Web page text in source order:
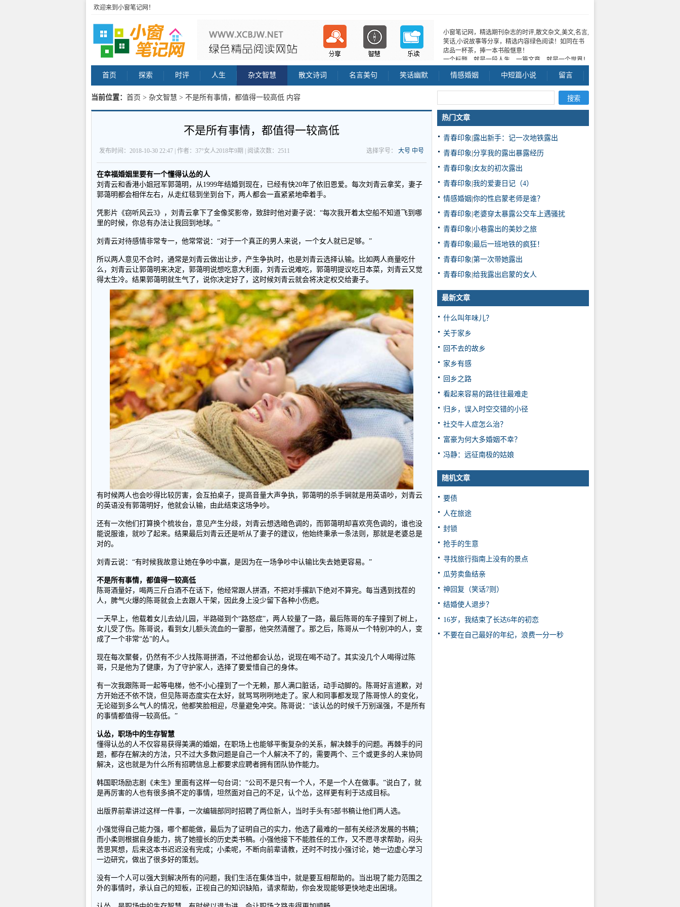
欢迎来到小窗笔记网！
小窗笔记网，精选期刊杂志的时评,散文杂文,美文,名言,
笑话,小说故事等分享，精选内容绿色阅读！如同在书
店品一杯茶，捧一本书般惬意！
一个标题，就是一段人生，一篇文章，就是一个世界！
首页 探索 时评 人生 杂文智慧 散文诗词 名言美句 笑话幽默 情感婚姻 中短篇小说 留言
当前位置： 首页 > 杂文智慧 > 不是所有事情，都值得一较高低 内容
不是所有事情，都值得一较高低
选择字号： 大号 中号
发布时间：2018-10-30 22:47 | 作者：37°女人2018年9期 | 阅读次数：2511
在幸福婚姻里要有一个懂得认怂的人
刘青云和香港小姐冠军郭蔼明，从1999年结婚到现在，已经有快20年了依旧恩爱。每次刘青云拿奖，妻子
郭蔼明都会相伴左右，从走红毯到坐到台下，两人都会一直紧紧地牵着手。
凭影片《窃听风云3》，刘青云拿下了金像奖影帝，致辞时他对妻子说：“每次我开着太空船不知道飞到哪
里的时候，你总有办法让我回到地球。”
刘青云对待感情非常专一，他常常说：“对于一个真正的男人来说，一个女人就已足够。”
所以两人意见不合时，通常是刘青云做出让步，产生争执时，也是刘青云选择认输。比如两人商量吃什
么，刘青云让郭蔼明来决定，郭蔼明说想吃意大利面，刘青云说难吃，郭蔼明提议吃日本菜，刘青云又觉
得太生冷。结果郭蔼明就生气了，说你决定好了，这时候刘青云就会将决定权交给妻子。
有时候两人也会吵得比较厉害，会互拍桌子，提高音量大声争执，郭蔼明的杀手锏就是用英语吵，刘青云
的英语没有郭蔼明好，他就会认输，由此结束这场争吵。
还有一次他们打算换个梳妆台，意见产生分歧，刘青云想选暗色调的，而郭蔼明却喜欢亮色调的，谁也没
能说服谁，就吵了起来。结果最后刘青云还是听从了妻子的建议，他始终秉承一条法则，那就是老婆总是
对的。
刘青云说：“有时候我故意让她在争吵中赢，是因为在一场争吵中认输比失去她更容易。”
不是所有事情，都值得一较高低
陈哥酒量好，喝两三斤白酒不在话下，他经常跟人拼酒，不把对手撂趴下绝对不算完。每当遇到找茬的
人，脾气火爆的陈哥就会上去跟人干架，因此身上没少留下各种小伤疤。
一天早上，他载着女儿去幼儿园，半路碰到个“路怒症”，两人较量了一路，最后陈哥的车子撞到了树上，
女儿受了伤。陈哥说，看到女儿额头流血的一霎那，他突然清醒了。那之后，陈哥从一个特别冲的人，变
成了一个非常“怂”的人。
现在每次聚餐，仍然有不少人找陈哥拼酒，不过他都会认怂，说现在喝不动了。其实没几个人喝得过陈
哥，只是他为了健康，为了守护家人，选择了要爱惜自己的身体。
有一次我跟陈哥一起等电梯，他不小心撞到了一个无赖，那人满口脏话，动手动脚的。陈哥好言道歉，对
方开始还不依不饶，但见陈哥态度实在太好，就骂骂咧咧地走了。家人和同事都发现了陈哥惊人的变化，
无论碰到多么气人的情况，他都笑脸相迎，尽量避免冲突。陈哥说：“该认怂的时候千万别逞强，不是所有
的事情都值得一较高低。”
认怂，职场中的生存智慧
懂得认怂的人不仅容易获得美满的婚姻，在职场上也能够平衡复杂的关系，解决棘手的问题。再棘手的问
题，都存在解决的方法，只不过大多数问题是自己一个人解决不了的，需要两个、三个或更多的人来协同
解决，这也就是为什么所有招聘信息上都要求应聘者拥有团队协作能力。
韩国职场励志剧《未生》里面有这样一句台词：“公司不是只有一个人，不是一个人在做事。”说白了，就
是再厉害的人也有很多搞不定的事情，坦然面对自己的不足，认个怂，这样更有利于达成目标。
出版界前辈讲过这样一件事，一次编辑部同时招聘了两位新人，当时手头有5部书稿让他们两人选。
小强觉得自己能力强，哪个都能做，最后为了证明自己的实力，他选了最难的一部有关经济发展的书稿；
而小柔则根据自身能力，挑了她擅长的历史类书稿。小强他接下不能胜任的工作，又不愿寻求帮助，闷头
苦思冥想，后来这本书迟迟没有完成；小柔呢，不断向前辈请教，还时不时找小强讨论，她一边虚心学习
一边研究，做出了很多好的策划。
没有一个人可以强大到解决所有的问题，我们生活在集体当中，就是要互相帮助的。当出現了能力范围之
外的事情时，承认自己的短板，正视自己的知识缺陷，请求帮助，你会发现能够更快地走出困境。
热门文章
青春印象 露出新手：记一次地铁露出
青春印象 分享我的露出暴露经历
青春印象 女友的初次露出
青春印象 我的爱妻日记（4）
情感婚姻 你的性启蒙老师是谁？
青春印象 老婆穿太暴露公交车上遇骚扰
青春印象 小巷露出的美妙之旅
青春印象 最后一班地铁的疯狂！
青春印象 第一次带她露出
青春印象 给我露出启蒙的女人
最新文章
什么叫年味儿？
关于家乡
回不去的故乡
家乡有感
回乡之路
看起来容易的路往往最难走
归乡，误入时空交错的小径
社交牛人症怎么治？
富豪为何大多婚姻不幸？
冯静：远征南极的姑娘
随机文章
要债
人在旅途
封锁
抢手的生意
寻找旅行指南上没有的景点
瓜劳卖鱼结亲
神回复（笑话7则）
结婚使人退步？
16岁，我结束了长达6年的初恋
不要在自己最好的年纪，浪费一分一秒